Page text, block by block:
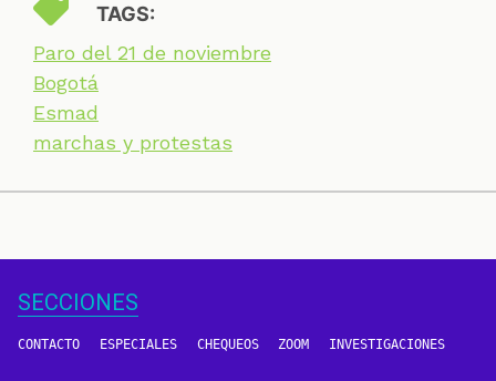
TAGS:
Paro del 21 de noviembre
Bogotá
Esmad
marchas y protestas
SECCIONES
CONTACTO ESPECIALES CHEQUEOS ZOOM INVESTIGACIONES